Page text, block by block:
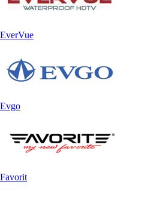
EverVue
Evgo
Favorit